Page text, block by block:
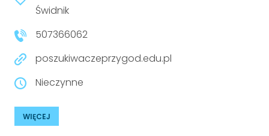
niepełnosprawnościami
Prawo
Prawa osób z niepełnosprawnościami
Urządzenia IoT
Świdnik
507366062
poszukiwaczeprzygod.edu.pl
Nieczynne
WIĘCEJ